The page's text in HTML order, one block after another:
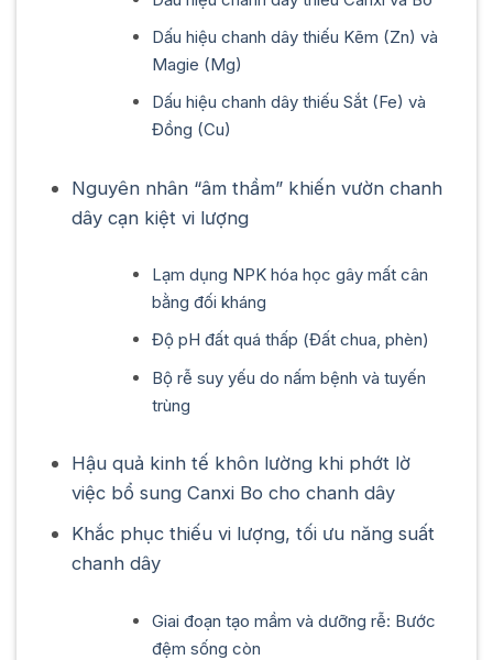
Dấu hiệu chanh dây thiếu Kẽm (Zn) và
Magie (Mg)
Dấu hiệu chanh dây thiếu Sắt (Fe) và
Đồng (Cu)
Nguyên nhân “âm thầm” khiến vườn chanh
dây cạn kiệt vi lượng
Lạm dụng NPK hóa học gây mất cân
bằng đối kháng
Độ pH đất quá thấp (Đất chua, phèn)
Bộ rễ suy yếu do nấm bệnh và tuyến
trùng
Hậu quả kinh tế khôn lường khi phớt lờ
việc bổ sung Canxi Bo cho chanh dây
Khắc phục thiếu vi lượng, tối ưu năng suất
chanh dây
Giai đoạn tạo mầm và dưỡng rễ: Bước
đệm sống còn